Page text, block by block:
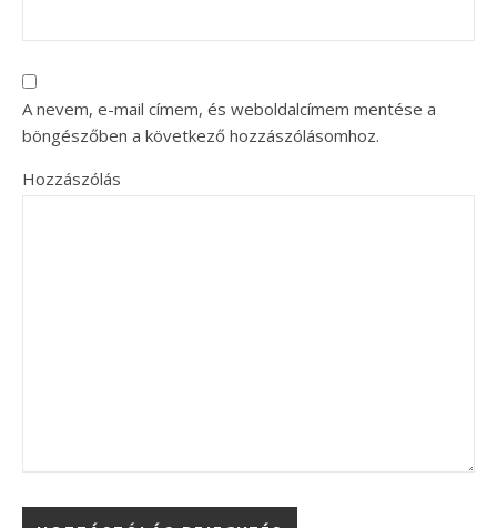
A nevem, e-mail címem, és weboldalcímem mentése a
böngészőben a következő hozzászólásomhoz.
Hozzászólás